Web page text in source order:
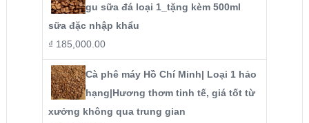
gu sữa đá loại 1_tặng kèm 500ml
sữa đặc nhập khẩu
₫ 185,000.00
Cà phê máy Hồ Chí Minh| Loại 1 hảo
hạng|Hương thơm tinh tế, giá tốt từ
xưởng không qua trung gian